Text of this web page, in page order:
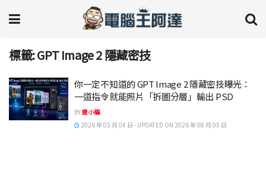
標籤:GPT Image 2 隱藏密技
你一定不知道的 GPT Image 2 隱藏密技曝光：
一道指令就能照片「拆圖分層」輸出 PSD
BY達小編
2026 年 05 月 04 日 - UPDATED ON 2026 年 08 月 05 日